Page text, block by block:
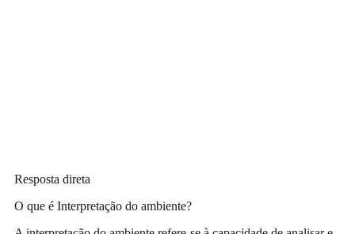
Resposta direta
O que é Interpretação do ambiente?